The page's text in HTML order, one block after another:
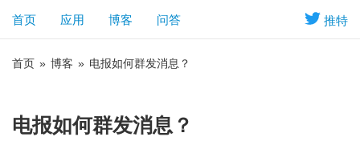
推特
首页 应用 博客 问答
首页 » 博客 » 电报如何群发消息？
电报如何群发消息？